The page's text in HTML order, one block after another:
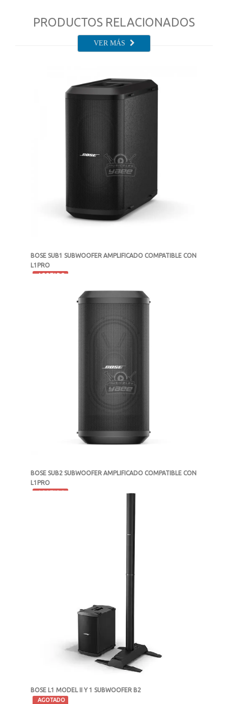
PRODUCTOS RELACIONADOS
VER MÁS
BOSE SUB1 SUBWOOFER AMPLIFICADO COMPATIBLE CON
L1PRO
AGOTADO
MXN $21,225
BOSE SUB2 SUBWOOFER AMPLIFICADO COMPATIBLE CON
L1PRO
AGOTADO
BOSE L1 MODEL II Y 1 SUBWOOFER B2
AGOTADO